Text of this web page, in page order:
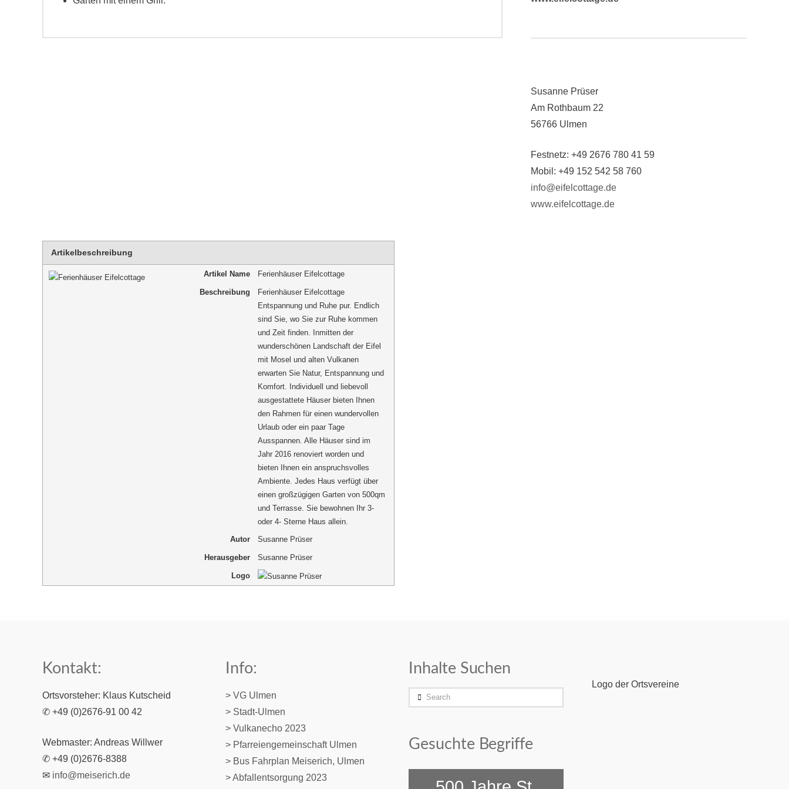
Susanne Prüser
Am Rothbaum 22
56766 Ulmen
Festnetz: +49 2676 780 41 59
Mobil: +49 152 542 58 760
info@eifelcottage.de
www.eifelcottage.de
Artikelbeschreibung
Artikel Name Ferienhäuser Eifelcottage
Beschreibung
Ferienhäuser Eifelcottage
Entspannung und Ruhe pur. Endlich
sind Sie, wo Sie zur Ruhe kommen
und Zeit finden. Inmitten der
wunderschönen Landschaft der Eifel
mit Mosel und alten Vulkanen
erwarten Sie Natur, Entspannung und
Komfort. Individuell und liebevoll
ausgestattete Häuser bieten Ihnen
den Rahmen für einen wundervollen
Urlaub oder ein paar Tage
Ausspannen. Alle Häuser sind im
Jahr 2016 renoviert worden und
bieten Ihnen ein anspruchsvolles
Ambiente. Jedes Haus verfügt über
einen großzügigen Garten von 500qm
und Terrasse. Sie bewohnen Ihr 3-
oder 4- Sterne Haus allein.
Autor Susanne Prüser
Herausgeber Susanne Prüser
Logo
Kontakt:
Ortsvorsteher: Klaus Kutscheid
✆ +49 (0)2676-91 00 42
Webmaster: Andreas Willwer
✆ +49 (0)2676-8388
✉ info@meiserich.de
Info:
> VG Ulmen
> Stadt-Ulmen
> Vulkanecho 2023
> Pfarreiengemeinschaft Ulmen
> Bus Fahrplan Meiserich, Ulmen
> Abfallentsorgung 2023
Inhalte Suchen
Search
Gesuchte Begriffe
Logo der Ortsvereine